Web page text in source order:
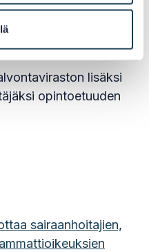
aikana.
lisäksi
opintoetuuden
sairaanhoitajien,